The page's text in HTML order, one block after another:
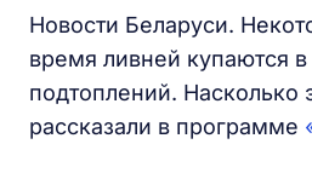
Новости Беларуси.
время ливней купаются в
подтоплений. Насколько
рассказали в программе